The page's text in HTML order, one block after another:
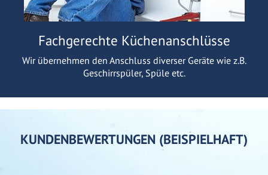
Fachgerechte Küchenanschlüsse
Wir übernehmen den Anschluss diverser Geräte wie z.B.
Geschirrspüler, Spüle etc.
KUNDENBEWERTUNGEN (BEISPIELHAFT)